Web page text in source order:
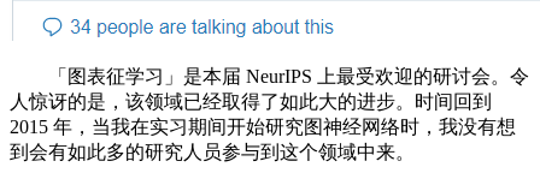
「图表征学习」是本届 NeurIPS 上最受欢迎的研讨会。令
人惊讶的是，该领域已经取得了如此大的进步。时间回到
2015 年，当我在实习期间开始研究图神经网络时，我没有想
到会有如此多的研究人员参与到这个领域中来。